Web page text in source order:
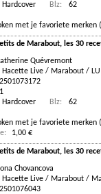
Hardcover Blz:
62
met je favoriete merken
de Marabout, les 30
Quévremont
Hacette Live / Marabout / LU
Hardcover Blz:
62
met je favoriete merken
1,00 €
de Marabout, les 30
Ilona Chovancova
Hacette Live / Marabout /